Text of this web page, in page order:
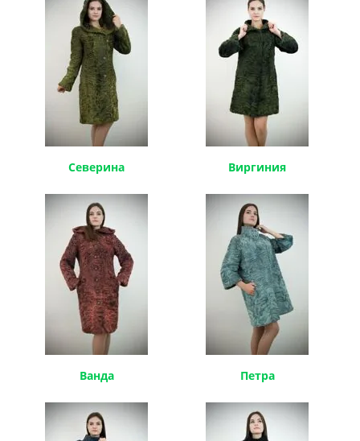
Северина Виргиния
Ванда Петра